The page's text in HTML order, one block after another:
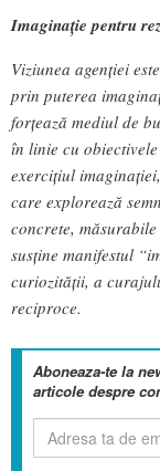
Imaginație pentru
Viziunea agenției
prin puterea
forțează mediul de
în linie cu
exercițiul
care explorează
concrete,
susține manifestul
curiozității, a
reciproce.
Aboneaza-te la
articole despre